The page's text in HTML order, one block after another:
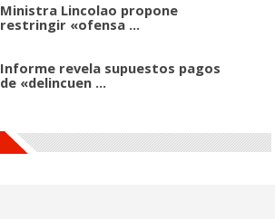
Ministra Lincolao propone
restringir «ofensa ...
Informe revela supuestos pagos
de «delincuen ...